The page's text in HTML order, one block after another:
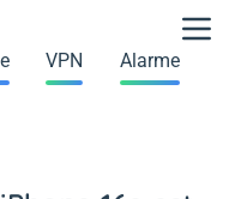
VPN Alarme